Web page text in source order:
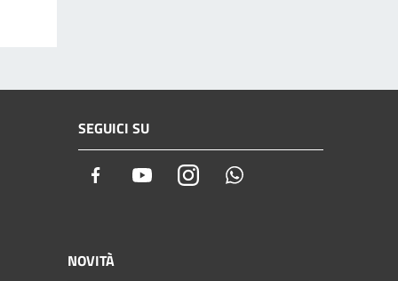
SEGUICI SU
Facebook YoutubeInstagram
NOVITÀ